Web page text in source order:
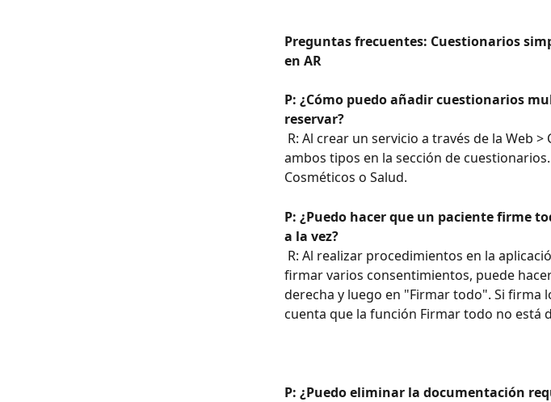
Preguntas frecuentes: Cuestionarios
en AR
P: ¿Cómo puedo añadir cuestionarios
reservar?
ambos tipos en la sección de
Cosméticos o Salud.
P: ¿Puedo hacer que un paciente firme
a la vez?
firmar varios consentimientos, puede
derecha y luego en "Firmar todo". Si firma
cuenta que la función Firmar todo no está
P: ¿Puedo eliminar la documentación